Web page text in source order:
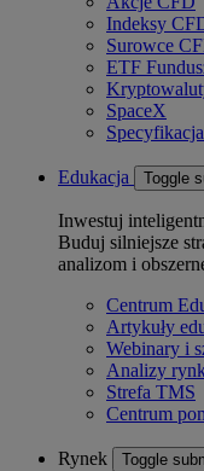
Indeksy
Surowce
ETF
SpaceX
Edukacja Toggle
Inwestuj
Buduj silniejsze
analizom i
Centrum
Artykuły
Webinary i
Analizy
Strefa TMS
Centrum
Rynek Toggle